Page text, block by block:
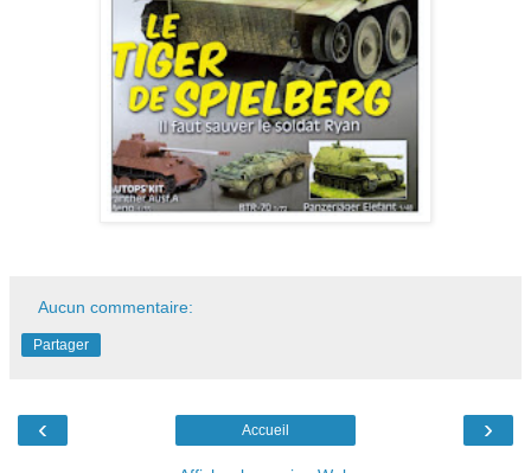
Aucun commentaire:
Partager
‹ ›
Accueil